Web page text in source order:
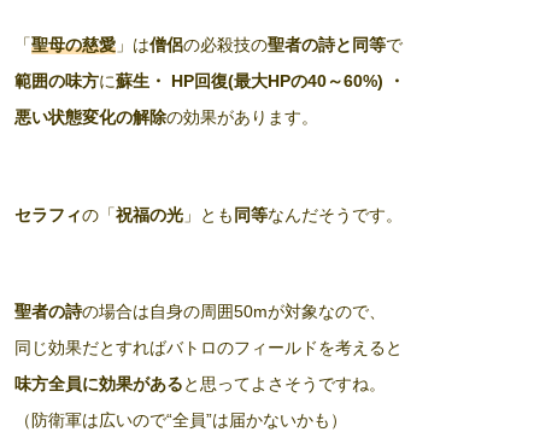
「聖母の慈愛 」は僧侶の必殺技の聖者の詩と同等で
範囲の味方に蘇生・ HP回復(最大HPの40～60%) ・
悪い状態変化の解除の効果があります。
セラフィの「祝福の光 」とも 同等なんだそうです。
聖者の詩の場合は自身の周囲50mが対象なので、
同じ効果だとすればバトロのフィールドを考えると
味方全員に効果があると思ってよさそうですね。
（防衛軍は広いので“全員”は届かないかも）